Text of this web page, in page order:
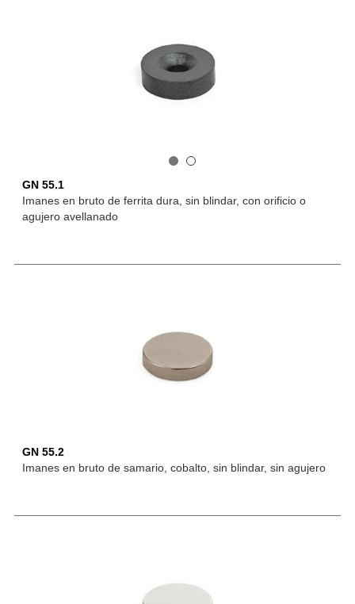
GN 55.1
Imanes en bruto de ferrita dura, sin blindar, con orificio o
agujero avellanado
GN 55.2
Imanes en bruto de samario, cobalto, sin blindar, sin agujero